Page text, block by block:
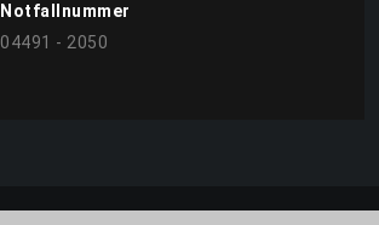
Notfallnummer
04491 - 2050